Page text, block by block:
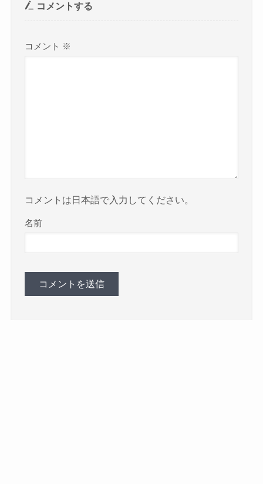
コメントする
コメント ※
コメントは日本語で入力してください。
名前